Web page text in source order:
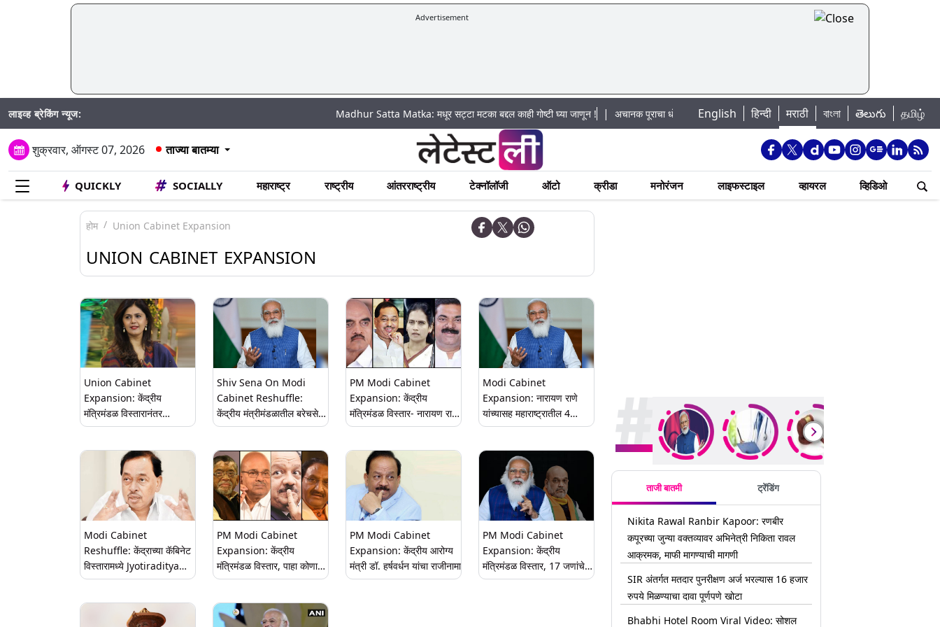
Advertisement
लाइव्ह ब्रेकिंग न्यूज: Madhur Satta Matka: मधूर सट्टा मटका बद्दल काही गोष्टी घ्या जाणून !|अचानक पूराचा धोका: खडकवासला धरणातून मुठानदी पात्रात विसर्ग सुरु; नागरिकांना नदीपात्रात न
English हिन्दी मराठी বাংলা తెలుగు தமிழ்
शुक्रवार, ऑगस्ट 07, 2026 ताज्या बातम्या
QUICKLY SOCIALLY महाराष्ट्र राष्ट्रीय आंतरराष्ट्रीय टेक्नॉलॉजी ऑटो क्रीडा मनोरंजन लाइफस्टाइल व्हायरल व्हिडिओ
होम Union Cabinet Expansion
UNION CABINET EXPANSION
Union Cabinet
Expansion: केंद्रीय
मंत्रिमंडळ विस्तारानंतर
नाराजीच्या वृत्तांवर पंकजा मुंडे
Shiv Sena On Modi
Cabinet Reshuffle:
केंद्रीय मंत्रीमंडळातील बरेचसे
सदस्य लाटेबरोबर वाहून आलेले
PM Modi Cabinet
Expansion: केंद्रीय
मंत्रिमंडळ विस्तार- नारायण राणे,
भागवत कराड, कपिल पाटील,
मंत्रिपदे; थोडक्यात जाणून घ्या
कारणे
Modi Cabinet
Expansion: नारायण राणे
यांच्यासह महाराष्ट्रातील 4
खासदार होणार आज मोदींच्या
कोणाची वर्णी लागली?
Modi Cabinet
Reshuffle: केंद्राच्या कॅबिनेट
विस्तारामध्ये Jyotiraditya
Scindia, Narayan Rane
शिक्कामोर्तब; इथे पहा संपूर्ण यादी
PM Modi Cabinet
Expansion: केंद्रीय
मंत्रिमंडळ विस्तार, पाहा कोणाचा
राजीनामा, कोणाला संधी? जुने
PM Modi Cabinet
Expansion: केंद्रीय आरोग्य
मंत्री डॉ. हर्षवर्धन यांचा राजीनामा
PM Modi Cabinet
Expansion: केंद्रीय
मंत्रिमंडळ विस्तार, 17 जणांचे
स्थान पक्के झाल्याची चर्चा, चार
ताजी बातमी ट्रेंडिंग
Nikita Rawal Ranbir Kapoor: रणबीर
कपूरच्या जुन्या वक्तव्यावर अभिनेत्री निकिता रावल
आक्रमक, माफी मागण्याची मागणी
SIR अंतर्गत मतदार पुनरीक्षण अर्ज भरल्यास 16 हजार
रुपये मिळण्याचा दावा पूर्णपणे खोटा
Bhabhi Hotel Room Viral Video: सोशल